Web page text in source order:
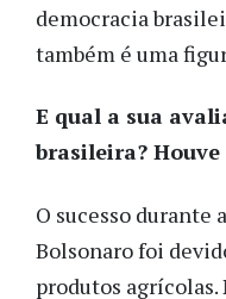
democracia
também é uma
E qual a sua
brasileira?
O sucesso durante
Bolsonaro foi
produtos agrícolas.